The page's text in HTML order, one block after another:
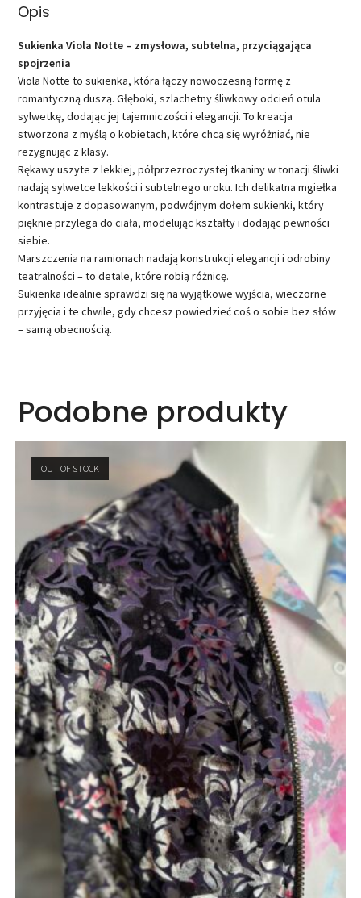
Opis
Sukienka Viola Notte – zmysłowa, subtelna, przyciągająca
spojrzenia
Viola Notte to sukienka, która łączy nowoczesną formę z
romantyczną duszą. Głęboki, szlachetny śliwkowy odcień otula
sylwetkę, dodając jej tajemniczości i elegancji. To kreacja
stworzona z myślą o kobietach, które chcą się wyróżniać, nie
rezygnując z klasy.
Rękawy uszyte z lekkiej, półprzezroczystej tkaniny w tonacji śliwki
nadają sylwetce lekkości i subtelnego uroku. Ich delikatna mgiełka
kontrastuje z dopasowanym, podwójnym dołem sukienki, który
pięknie przylega do ciała, modelując kształty i dodając pewności
siebie.
Marszczenia na ramionach nadają konstrukcji elegancji i odrobiny
teatralności – to detale, które robią różnicę.
Sukienka idealnie sprawdzi się na wyjątkowe wyjścia, wieczorne
przyjęcia i te chwile, gdy chcesz powiedzieć coś o sobie bez słów
– samą obecnością.
Podobne produkty
OUT OF STOCK